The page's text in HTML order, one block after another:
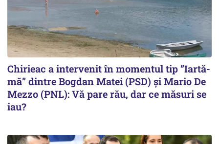
Chirieac a intervenit în momentul tip ”Iartă-
mă” dintre Bogdan Matei (PSD) și Mario De
Mezzo (PNL): Vă pare rău, dar ce măsuri se
iau?